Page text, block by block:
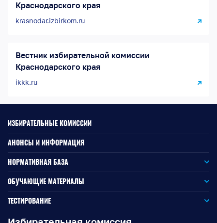
Краснодарского края
krasnodar.izbirkom.ru
Вестник избирательной комиссии
Краснодарского края
ikkk.ru
ИЗБИРАТЕЛЬНЫЕ КОМИССИИ
АНОНСЫ И ИНФОРМАЦИЯ
НОРМАТИВНАЯ БАЗА
Законодательство РФ
Законодательство КК
Документы ЦИК России
ОБУЧАЮЩИЕ МАТЕРИАЛЫ
Для окружной избирательной комиссии
Для территориальной избирательной комиссии
ТЕСТИРОВАНИЕ